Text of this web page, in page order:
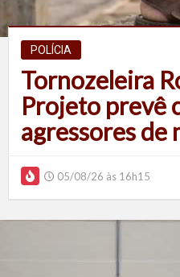
POLÍCIA
Tornozeleira
Projeto prevê
agressores de
05/08/26 às 16h15